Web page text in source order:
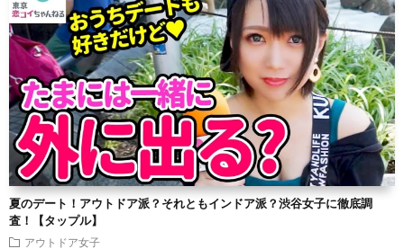
夏のデート！アウトドア派？それともインドア派？渋谷女子に徹底調
査！【タップル】
アウトドア女子